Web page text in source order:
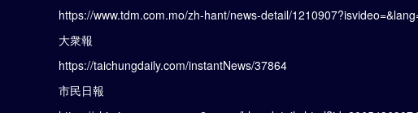
https://www.tdm.com.mo/zh-hant/news-detail/
大衆報
https://taichungdaily.com/instantNews/37864
市民日報